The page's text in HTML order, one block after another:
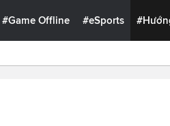
#Game Offline #eSports